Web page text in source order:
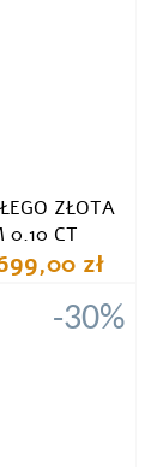
ZŁOTA
0.10 CT
zł
-30%